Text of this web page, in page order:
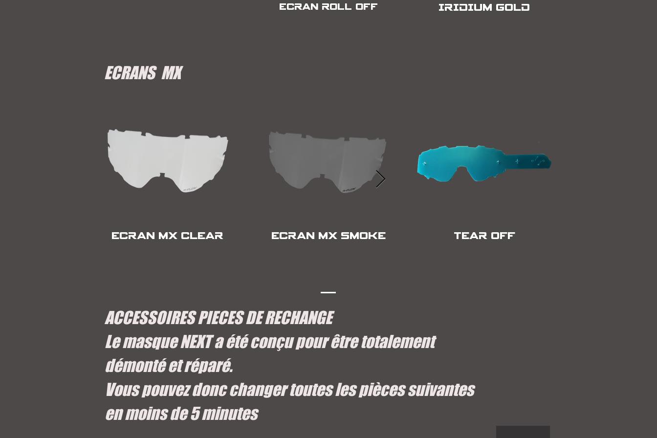
ECRAN ROLL OFF IRIDIUM GOLD
ECRANS MX
ECRAN MX CLEAR ECRAN MX SMOKE TEAR OFF
ACCESSOIRES PIECES DE RECHANGE
Le masque NEXT a été conçu pour être totalement
démonté et réparé.
Vous pouvez donc changer toutes les pièces suivantes
en moins de 5 minutes